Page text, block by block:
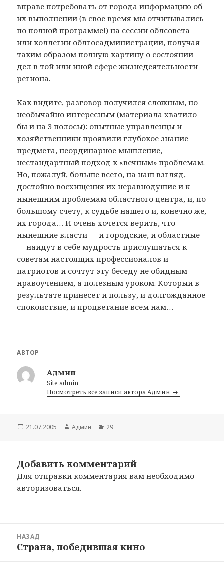
вправе потребовать от города информацию об
их выполнении (в свое время мы отчитывались
по полной программе!) на сессии облсовета
или коллегии облгосадминистрации, получая
таким образом полную картину о состоянии
дел в той или иной сфере жизнедеятельности
региона.
Как видите, разговор получился сложным, но
необычайно интересным (материала хватило
бы и на 3 полосы): опытные управленцы и
хозяйственники проявили глубокое знание
предмета, неординарное мышление,
нестандартный подход к «вечным» проблемам.
Но, пожалуй, больше всего, на наш взгляд,
достойно восхищения их неравнодушие и к
нынешним проблемам областного центра, и, по
большому счету, к судьбе нашего и, конечно же,
их города… И очень хочется верить, что
нынешние власти — и городские, и областные
— найдут в себе мудрость прислушаться к
советам настоящих профессионалов и
патриотов и сочтут эту беседу не обидным
нравоучением, а полезным уроком. Который в
результате принесет и пользу, и долгожданное
спокойствие, и процветание всем нам…
АВТОР
Админ
Site admin
Посмотреть все записи автора Админ
Опубликовано
21.07.2005 Автор
Админ Рубрики
29
Добавить комментарий
Для отправки комментария вам необходимо
авторизоваться.
записям
НАЗАД
Предыдущая
Страна, победившая кино